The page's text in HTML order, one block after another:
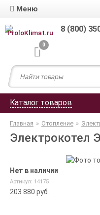
Меню
8 (800)
0
Каталог товаров
Главная » Отопление »
Электрокотел
Нет в наличии
Артикул: 14175
203 880 руб.